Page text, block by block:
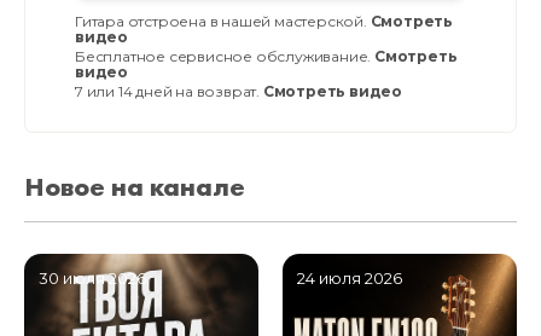
Гитара отстроена в нашей мастерской. Смотреть
видео
Бесплатное сервисное обслуживание. Смотреть
видео
7 или 14 дней на возврат. Смотреть видео
Новое на канале
30 июля 2026 24 июля 2026